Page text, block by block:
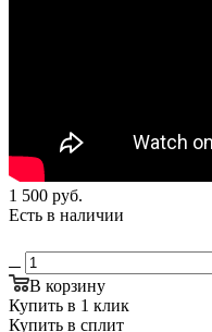
1 500 руб.
Есть в наличии
В корзину
Купить в 1 клик
Купить в сплит